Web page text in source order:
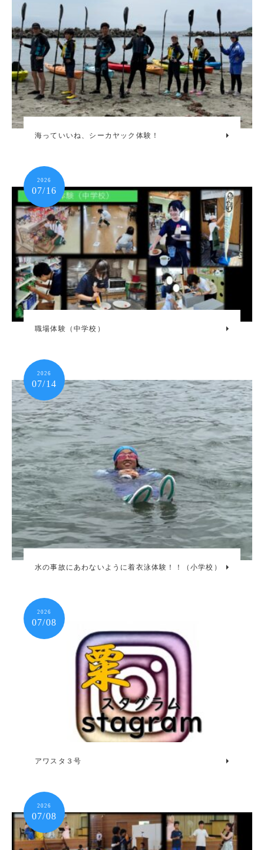
海っていいね、シーカヤック体験！
2026
07/16
職場体験（中学校）
2026
07/14
水の事故にあわないように着衣泳体験！！（小学校）
2026
07/08
アワスタ３号
2026
07/08